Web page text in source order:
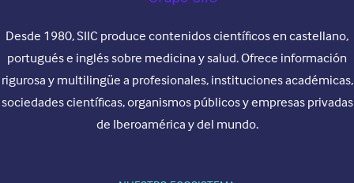
Desde 1980, SIIC produce contenidos científicos en castellano,
portugués e inglés sobre medicina y salud. Ofrece información
rigurosa y multilingüe a profesionales, instituciones académicas,
sociedades científicas, organismos públicos y empresas privadas
de Iberoamérica y del mundo.